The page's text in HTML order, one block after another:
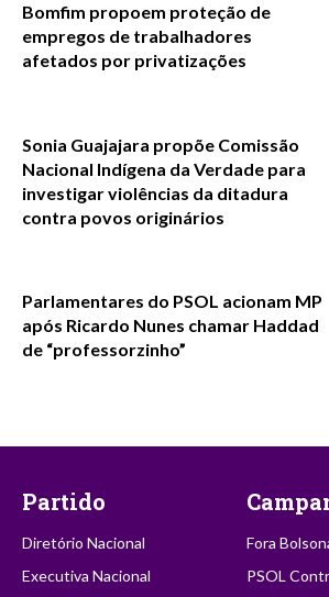
Bomfim propoem proteção de
empregos de trabalhadores
afetados por privatizações
Sonia Guajajara propõe Comissão
Nacional Indígena da Verdade para
investigar violências da ditadura
contra povos originários
Parlamentares do PSOL acionam MP
após Ricardo Nunes chamar Haddad
de “professorzinho”
Partido
Diretório Nacional
Executiva Nacional
Fora
PSOL